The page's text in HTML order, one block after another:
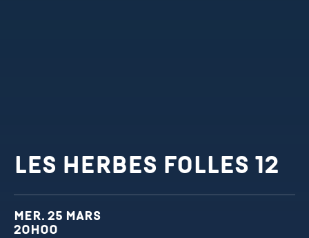
Les Herbes Folles 12
Dates et horaires
mer. 25 mars
20h00